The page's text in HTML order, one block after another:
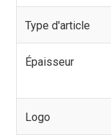
Type d'article
Épaisseur
Logo